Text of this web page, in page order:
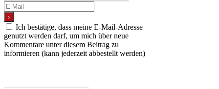
Ich bestätige, dass meine E-Mail-Adresse
genutzt werden darf, um mich über neue
Kommentare unter diesem Beitrag zu
informieren (kann jederzeit abbestellt werden)